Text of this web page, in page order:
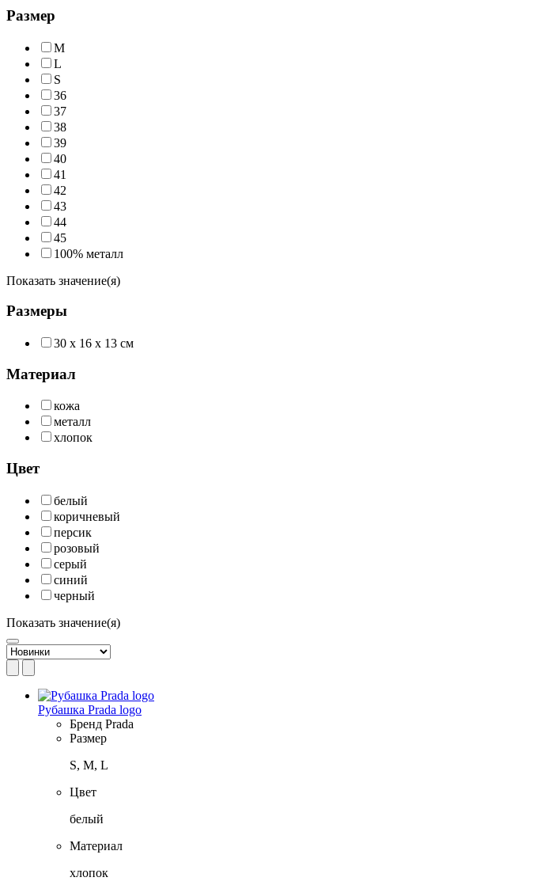
Размер
M
L
S
36
37
38
39
40
41
42
43
44
45
100% металл
Показать значение(я)
Размеры
30 х 16 х 13 см
Материал
кожа
металл
хлопок
Цвет
белый
коричневый
персик
розовый
серый
синий
черный
Показать значение(я)
Рубашка Prada logo
Бренд Prada
Размер
S, M, L
Цвет
белый
Материал
хлопок